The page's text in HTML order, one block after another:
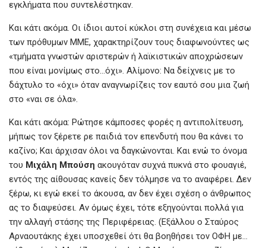
εγκλήματα που συντελέστηκαν.
Και κάτι ακόμα. Οι ίδιοι αυτοί κύκλοι στη συνέχεια και μέσω
των πρόθυμων ΜΜΕ, χαρακτηρίζουν τους διαφωνούντες ως
«τμήματα γνωστών αριστερών ή λαϊκιστικών αποχρώσεων
που είναι μονίμως στο…όχι». Αλίμονο: Να δείχνεις με το
δάχτυλο το «όχι» όταν αναγνωρίζεις τον εαυτό σου μια ζωή
στο «ναι σε όλα».
Και κάτι ακόμα: Ρώτησε κάμποσες φορές η αντιπολίτευση,
μήπως τον ξέρετε ρε παιδιά τον επενδυτή που θα κάνει το
καζίνο; Και άρχισαν όλοι να δαγκώνονται. Και ενώ το όνομα
του Μιχάλη Μπούση ακουγόταν συχνά πυκνά στο φουαγιέ,
εντός της αίθουσας κανείς δεν τόλμησε να το αναφέρει. Δεν
ξέρω, κι εγώ εκεί το άκουσα, αν δεν έχει σχέση ο άνθρωπος
ας το διαψεύσει. Αν όμως έχει, τότε εξηγούνται πολλά για
την αλλαγή στάσης της Περιφέρειας. (Εξάλλου ο Σταύρος
Αρναουτάκης έχει υποσχεθεί ότι θα βοηθήσει τον ΟΦΗ με…